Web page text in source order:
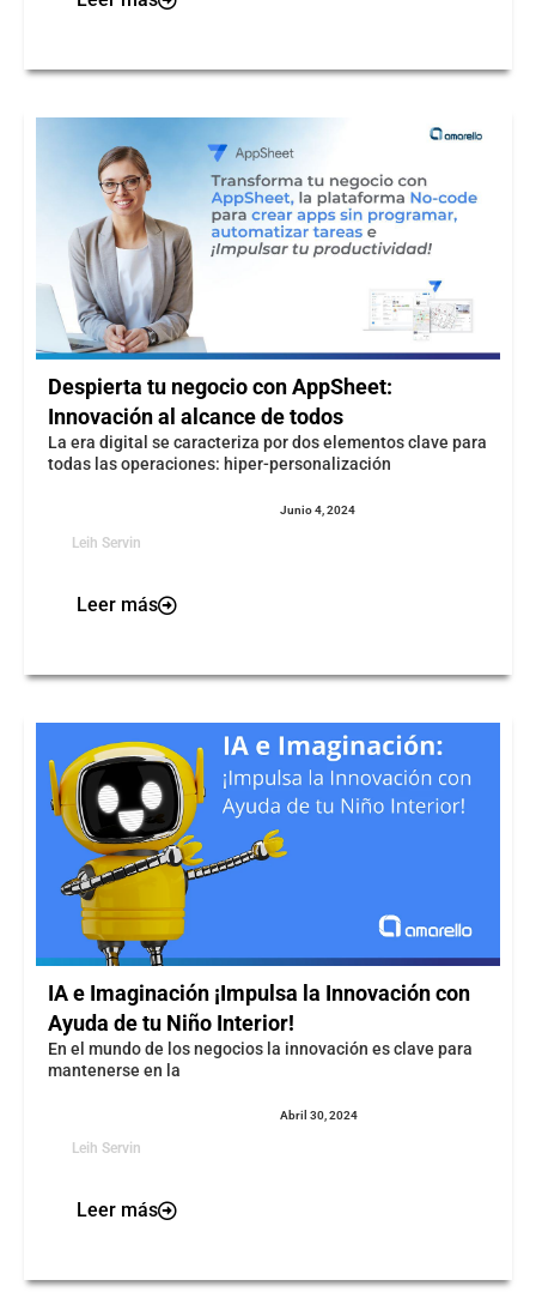
Despierta tu negocio con AppSheet:
Innovación al alcance de todos
La era digital se caracteriza por dos elementos clave para
todas las operaciones: hiper-personalización
Leih Servin
Junio 4, 2024
Leer más
IA e Imaginación ¡Impulsa la Innovación con
Ayuda de tu Niño Interior!
En el mundo de los negocios la innovación es clave para
mantenerse en la
Leih Servin
Abril 30, 2024
Leer más